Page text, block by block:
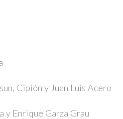
Cipión y Juan Luis Acero
y Enrique Garza Grau